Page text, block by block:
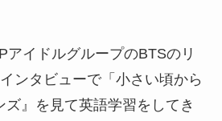
アイドルグループのBTSのリ
ンタビューで「小さい頃から
』を見て英語学習をしてき